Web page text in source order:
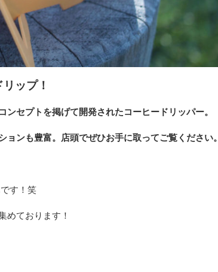
ップ！
セプトを掲げて開発されたコーヒードリッパー。
ョンも豊富。店頭でぜひお手に取ってご覧ください
す！笑
めております！